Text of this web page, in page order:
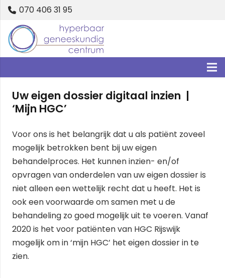
070 406 31 95
Uw eigen dossier digitaal inzien |
‘Mijn HGC’
Voor ons is het belangrijk dat u als patiënt zoveel
mogelijk betrokken bent bij uw eigen
behandelproces. Het kunnen inzien- en/of
opvragen van onderdelen van uw eigen dossier is
niet alleen een wettelijk recht dat u heeft. Het is
ook een voorwaarde om samen met u de
behandeling zo goed mogelijk uit te voeren. Vanaf
2020 is het voor patiënten van HGC Rijswijk
mogelijk om in ‘mijn HGC’ het eigen dossier in te
zien.